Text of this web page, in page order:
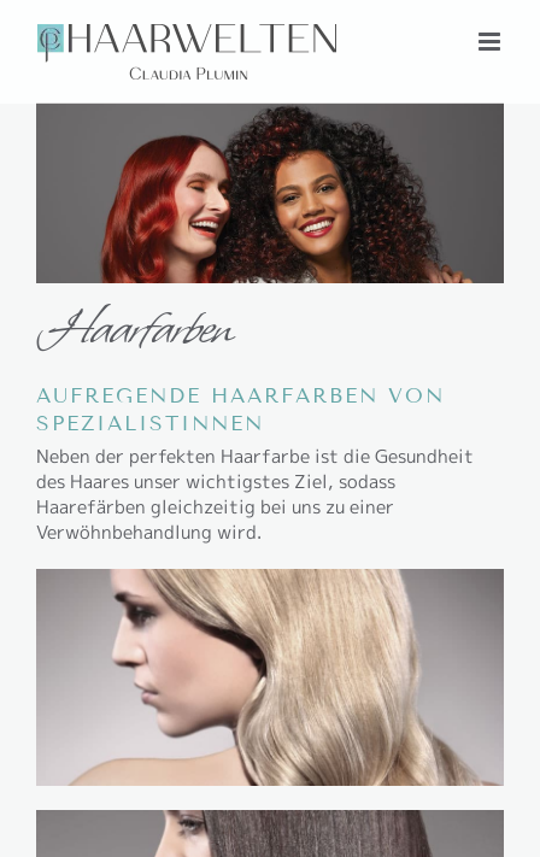
Inhalt
springen
Haarfarben
AUFREGENDE HAARFARBEN VON
SPEZIALISTINNEN
Neben der perfekten Haarfarbe ist die Gesundheit
des Haares unser wichtigstes Ziel, sodass
Haarefärben gleichzeitig bei uns zu einer
Verwöhnbehandlung wird.